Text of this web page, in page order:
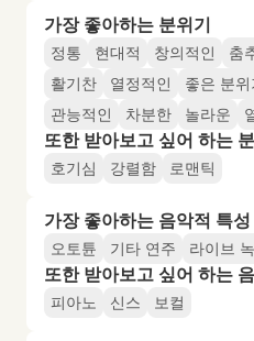
가장 좋아하는 분위기
정통 현대적 창의적인 춤
활기찬
열정적인 좋은 분위
관능적인
차분한 놀라운
또한 받아보고 싶어 하는
호기심 강렬함 로맨틱
가장 좋아하는 음악적 특성
오토튠 기타 연주 라이브
또한 받아보고 싶어 하는
피아노 신스 보컬